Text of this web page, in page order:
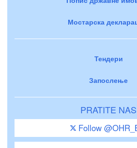
Мостарска
Тендери
Запослење
PRATITE NAS
Follow